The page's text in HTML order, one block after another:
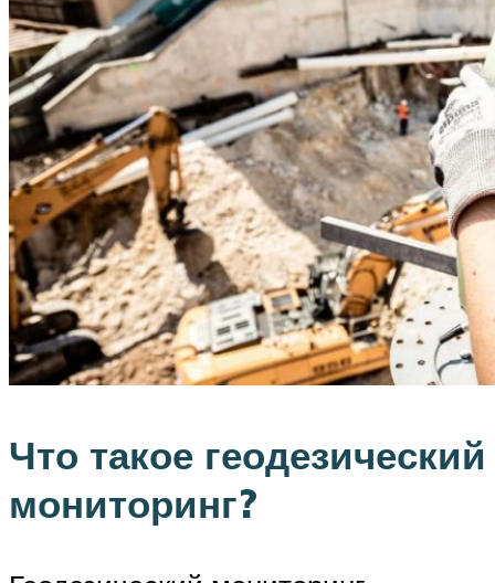
Что такое геодезический
мониторинг?